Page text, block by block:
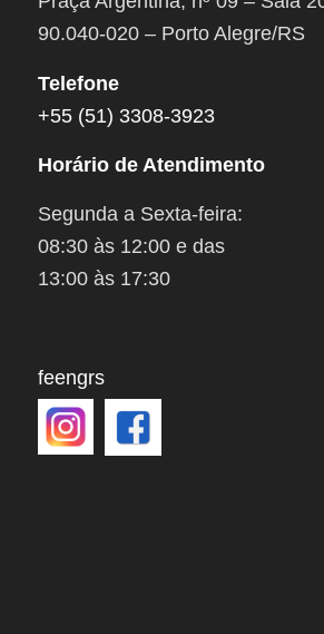
90.040-020 – Porto Alegre/RS
Telefone
+55 (51) 3308-3923
Horário de Atendimento
Segunda a Sexta-feira:
08:30 às 12:00 e das
13:00 às 17:30
feengrs